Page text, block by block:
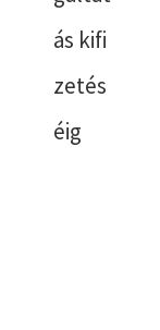
ás kifi
zetés
éig